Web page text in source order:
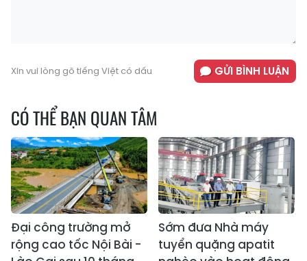
Xin vui lòng gõ tiếng Việt có dấu GỬI BÌNH LUẬN
CÓ THỂ BẠN QUAN TÂM
Đại công trường mở
rộng cao tốc Nội Bài -
Sớm đưa Nhà máy
tuyển quặng apatit